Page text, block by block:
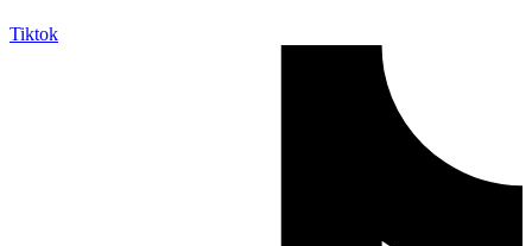
Tiktok